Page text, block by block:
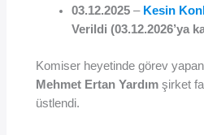
03.12.2025 – Kesin
Verildi (03.12.2026’ya
Komiser heyetinde görev yapan
Mehmet Ertan Yardım şirket
üstlendi.